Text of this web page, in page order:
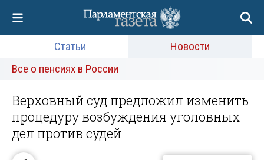
Статьи
Новости
Все о пенсиях в России
Верховный суд предложил изменить
процедуру возбуждения уголовных
дел против судей